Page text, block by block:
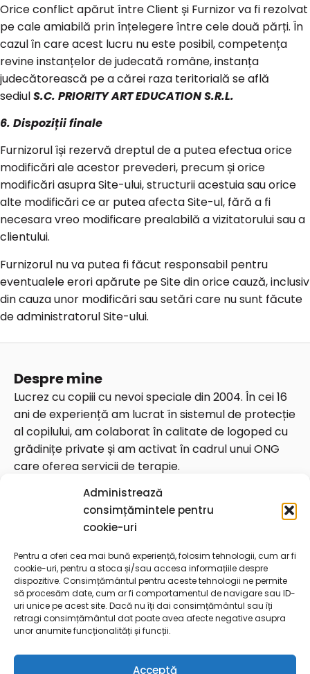
Administrează
consimțămintele pentru
cookie-uri
Pentru a oferi cea mai bună experiență, folosim tehnologii, cum ar fi
cookie-uri, pentru a stoca și/sau accesa informațiile despre
dispozitive. Consimțământul pentru aceste tehnologii ne permite
să procesăm date, cum ar fi comportamentul de navigare sau ID-
uri unice pe acest site. Dacă nu îți dai consimțământul sau îți
retragi consimțământul dat poate avea afecte negative asupra
unor anumite funcționalități și funcții.
Acceptă
Orice conflict apărut între Client și Furnizor va fi rezolvat
pe cale amiabilă prin înțelegere între cele două părți. În
cazul în care acest lucru nu este posibil, competența
revine instanțelor de judecată române, instanța
judecătorească pe a cărei raza teritorială se află
sediulS.C. PRIORITY ART EDUCATION S.R.L.
6. Dispoziții finale
Furnizorul își rezervă dreptul de a putea efectua orice
modificări ale acestor prevederi, precum și orice
modificări asupra Site-ului, structurii acestuia sau orice
alte modificări ce ar putea afecta Site-ul, fără a fi
necesara vreo modificare prealabilă a vizitatorului sau a
clientului.
Furnizorul nu va putea fi făcut responsabil pentru
eventualele erori apărute pe Site din orice cauză, inclusiv
din cauza unor modificări sau setări care nu sunt făcute
de administratorul Site-ului.
Despre mine
Lucrez cu copiii cu nevoi speciale din 2004. În cei 16
ani de experiență am lucrat în sistemul de protecție
al copilului, am colaborat în calitate de logoped cu
grădinițe private și am activat în cadrul unui ONG
care oferea servicii de terapie.
Telefon: 0764826675
contact@georgianaungureanu.ro
Alba Iulia)
Utile & legale
CUI: 44809640
Reg. com.: J40/14826/2021